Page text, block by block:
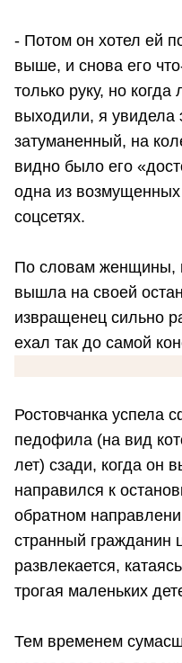
- Потом он хотел ей
выше, и снова его
только руку, но
выходили, я увидела
затуманенный, на
видно было его
одна из
соцсетях.
По словам женщины,
вышла на своей
извращенец сильно
ехал так до самой
Ростовчанка успела
педофила (на вид
лет) сзади, когда он
направился к
обратном
странный гражданин
развлекается,
трогая маленьких
Тем временем